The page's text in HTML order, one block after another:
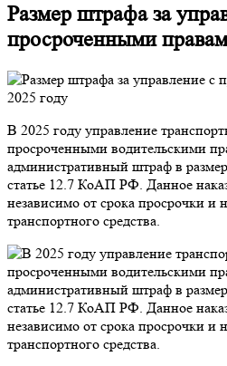
Размер штрафа за
просроченными
В 2025 году управление
просроченными водительскими
административный штраф в
статье 12.7 КоАП РФ. Данное
независимо от срока просрочки и
транспортного средства.